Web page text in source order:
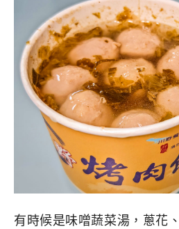
有時候是味噌蔬菜湯，蔥花